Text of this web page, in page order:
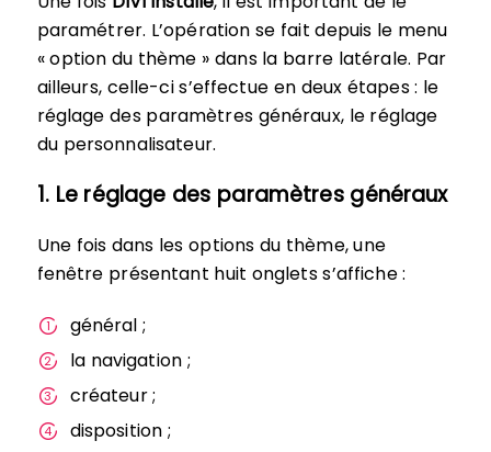
paramétrer. L’opération se fait depuis le menu
« option du thème » dans la barre latérale. Par
ailleurs, celle-ci s’effectue en deux étapes : le
réglage des paramètres généraux, le réglage
du personnalisateur.
1. Le réglage des paramètres généraux
Une fois dans les options du thème, une
fenêtre présentant huit onglets s’affiche :
général ;
la navigation ;
créateur ;
disposition ;